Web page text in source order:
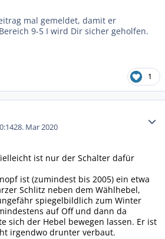
mal gemeldet, damit er
9-5 I wird Dir sicher geholfen.
1
28. Mar 2020
ist nur der Schalter dafür
ist (zumindest bis 2005) ein etwa
Schlitz neben dem Wählhebel,
spiegelbildlich zum Winter
auf Off und dann da
sich der Hebel bewegen lassen. Er ist
irgendwo drunter verbaut.